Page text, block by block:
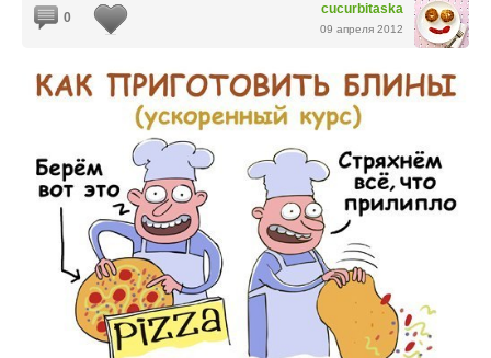
cucurbitaska
09 апреля 2012
0